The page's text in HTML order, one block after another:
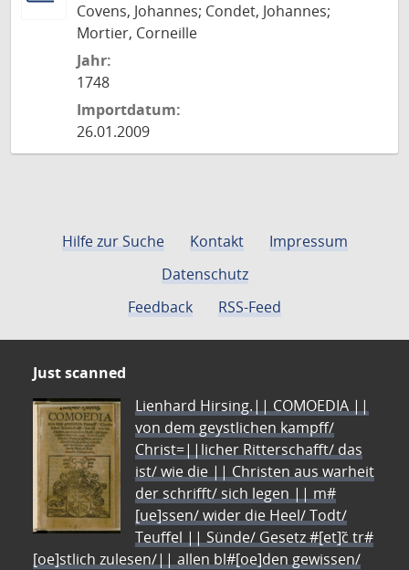
Covens, Johannes; Condet, Johannes;
Mortier, Corneille
Jahr:
1748
Importdatum:
26.01.2009
Hilfe zur Suche Kontakt
Impressum
Datenschutz
Feedback
RSS-Feed
Just scanned
Lienhard Hirsing.|| COMOEDIA ||
von dem geystlichen kampff/
Christ=||licher Ritterschafft/ das
ist/ wie die || Christen aus warheit
der schrifft/ sich legen || m#
[ue]ssen/ wider die Heel/ Todt/
Teuffel || Sünde/ Gesetz #[et]c̃ tr#
[oe]stlich zulesen/|| allen bl#[oe]den gewissen/